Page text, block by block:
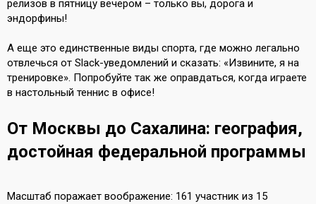
релизов в пятницу вечером – только вы, дорога и
эндорфины!
А еще это единственные виды спорта, где можно легально
отвлечься от Slack-уведомлений и сказать: «Извините, я на
тренировке». Попробуйте так же оправдаться, когда играете
в настольный теннис в офисе!
От Москвы до Сахалина: география,
достойная федеральной программы
Масштаб поражает воображение: 161 участник из 15